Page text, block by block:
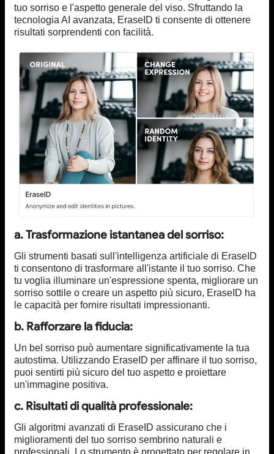
tuo sorriso e l'aspetto generale del viso. Sfruttando la
tecnologia AI avanzata, EraseID ti consente di ottenere
risultati sorprendenti con facilità.
a. Trasformazione istantanea del sorriso:
Gli strumenti basati sull'intelligenza artificiale di EraseID
ti consentono di trasformare all'istante il tuo sorriso. Che
tu voglia illuminare un'espressione spenta, migliorare un
sorriso sottile o creare un aspetto più sicuro, EraseID ha
le capacità per fornire risultati impressionanti.
b. Rafforzare la fiducia:
Un bel sorriso può aumentare significativamente la tua
autostima. Utilizzando EraseID per affinare il tuo sorriso,
puoi sentirti più sicuro del tuo aspetto e proiettare
un'immagine positiva.
c. Risultati di qualità professionale:
Gli algoritmi avanzati di EraseID assicurano che i
miglioramenti del tuo sorriso sembrino naturali e